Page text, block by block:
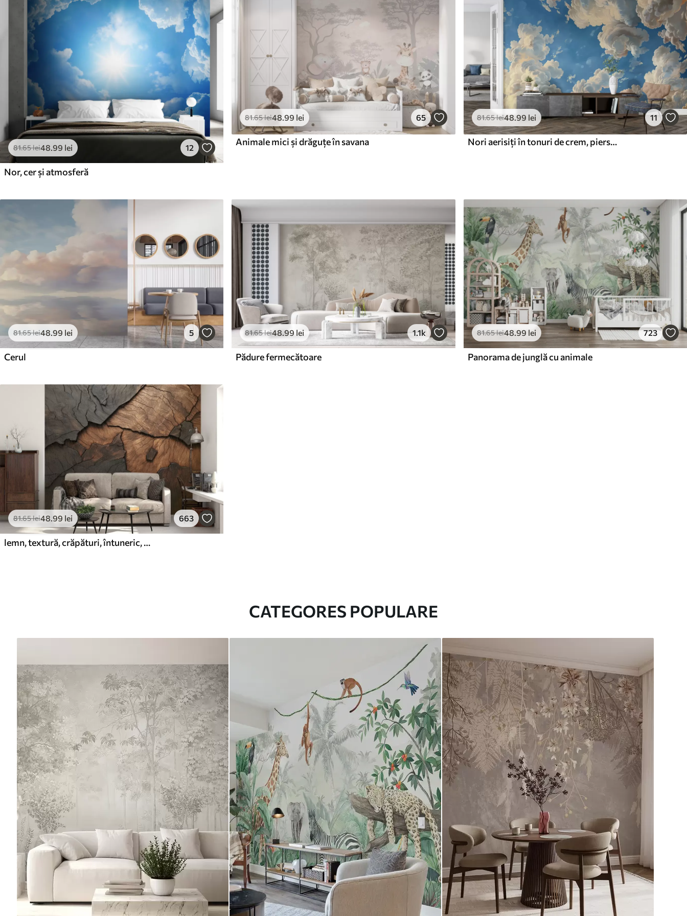
81.65lei48 .99 lei 12
Nor, cer și atmosferă
81.65lei48.99 lei 65
Animale mici și drăguțe în savana
81.65lei48.99 lei 11
Nori aerisiți în tonuri de crem, piersică moale și auriu pal, pe un cer albastru profund și vibrant
81.65lei48.99 lei 5
Cerul
81.65lei48.99 lei 1.1k
Pădure fermecătoare
81.65lei48.99 lei 723
Panorama de junglă cu animale
81.65lei48 .99 lei 663
lemn, textură, crăpături, întuneric, scoarță, suprafață
CATEGORES POPULARE